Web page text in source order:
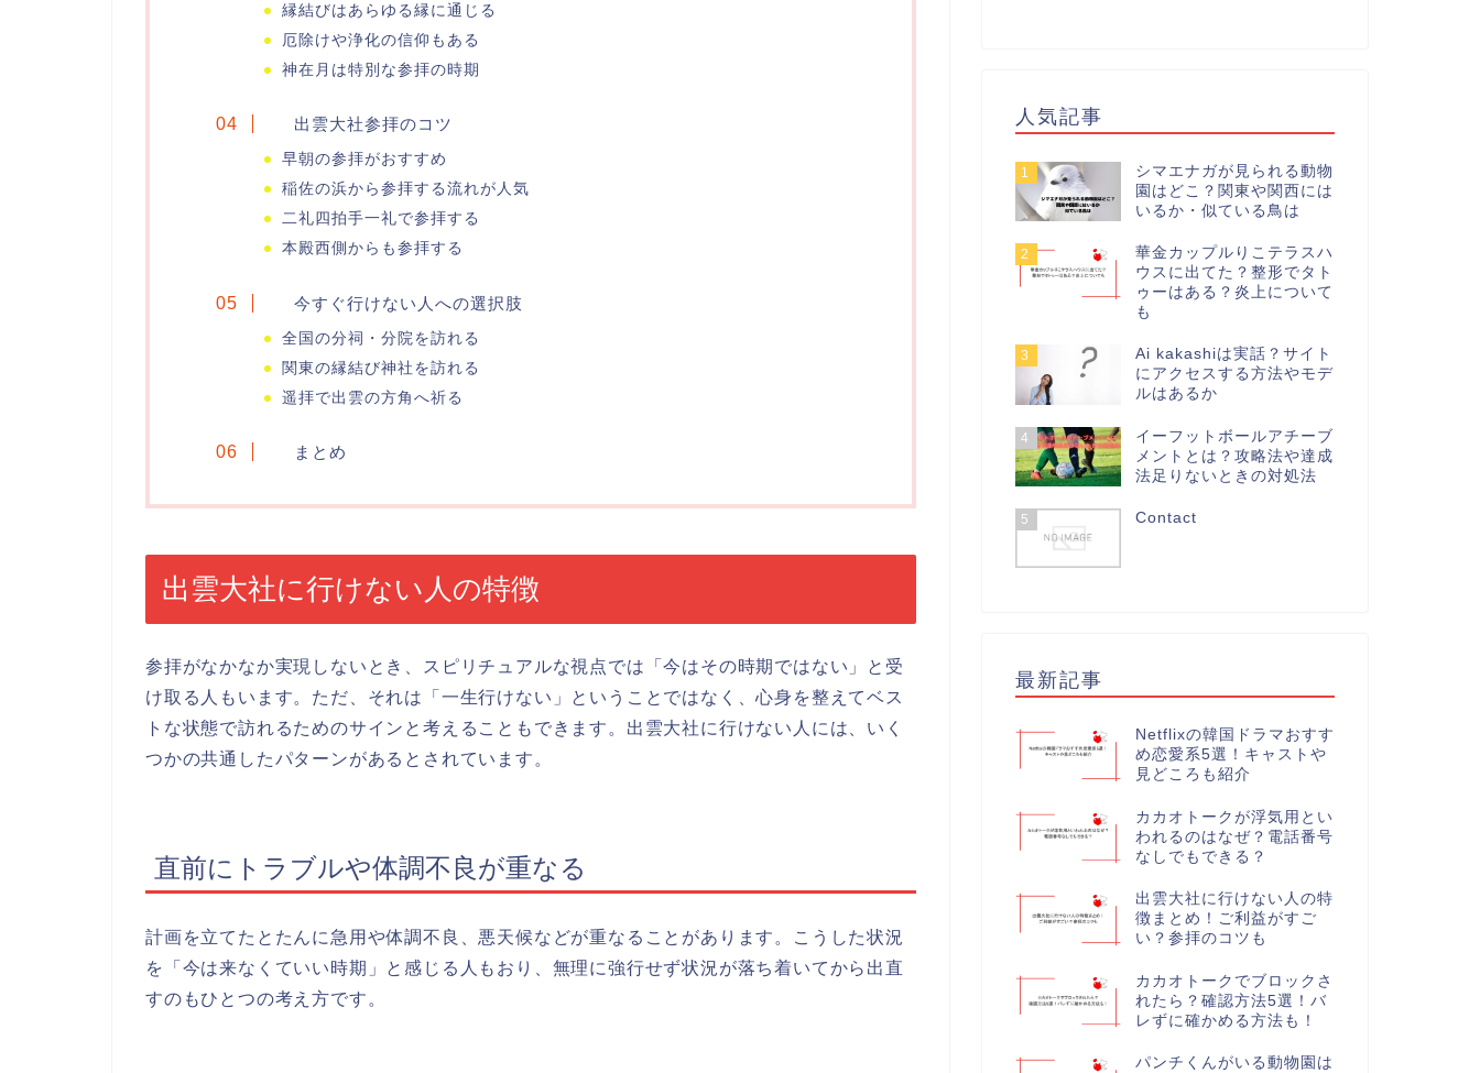
縁結びはあらゆる縁に通じる
厄除けや浄化の信仰もある
神在月は特別な参拝の時期
出雲大社参拝のコツ
早朝の参拝がおすすめ
稲佐の浜から参拝する流れが人気
二礼四拍手一礼で参拝する
本殿西側からも参拝する
今すぐ行けない人への選択肢
全国の分祠・分院を訪れる
関東の縁結び神社を訪れる
遥拝で出雲の方角へ祈る
まとめ
出雲大社に行けない人の特徴
参拝がなかなか実現しないとき、スピリチュアルな視点では「今はその時期ではない」と受
け取る人もいます。ただ、それは「一生行けない」ということではなく、心身を整えてベス
トな状態で訪れるためのサインと考えることもできます。出雲大社に行けない人には、いく
つかの共通したパターンがあるとされています。
直前にトラブルや体調不良が重なる
計画を立てたとたんに急用や体調不良、悪天候などが重なることがあります。こうした状況
を「今は来なくていい時期」と感じる人もおり、無理に強行せず状況が落ち着いてから出直
すのもひとつの考え方です。
人気記事
1
シマエナガが見られる動物
園はどこ？関東や関西には
いるか・似ている鳥は
2
華金カップルりこテラスハ
ウスに出てた？整形でタト
ゥーはある？炎上について
も
3
Ai kakashiは実話？サイト
にアクセスする方法やモデ
ルはあるか
4
イーフットボールアチーブ
メントとは？攻略法や達成
法足りないときの対処法
5 Contact
最新記事
Netflixの韓国ドラマおすす
め恋愛系5選！キャストや
見どころも紹介
カカオトークが浮気用とい
われるのはなぜ？電話番号
なしでもできる？
出雲大社に行けない人の特
徴まとめ！ご利益がすご
い？参拝のコツも
カカオトークでブロックさ
れたら？確認方法5選！バ
レずに確かめる方法も！
パンチくんがいる動物園は